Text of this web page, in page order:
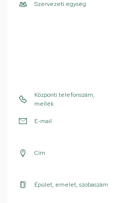
Szervezeti egység
Központi telefonszám,
mellék
E-mail
Cím
Épület, emelet, szobaszám